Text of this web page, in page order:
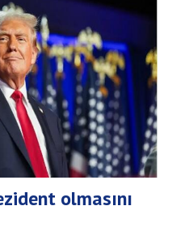
olmasını